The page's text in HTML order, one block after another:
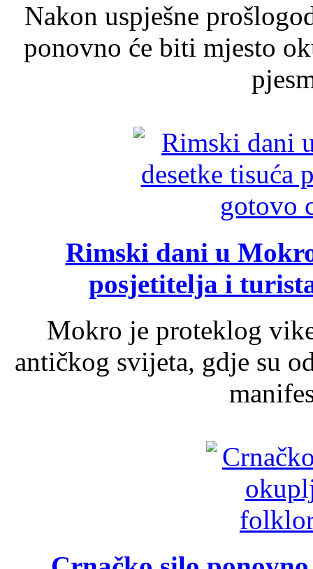
Nakon uspješne
ponovno će biti mjesto
Rimski dani u
posjetitelja i
Mokro je proteklog
antičkog svijeta, gdje su